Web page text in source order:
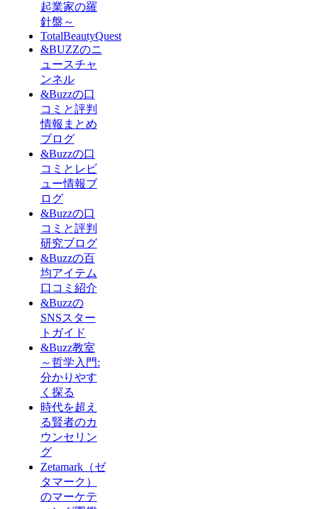
起業家の羅
針盤～
TotalBeautyQuest
&BUZZのニ
ュースチャ
ンネル
&Buzzの口
コミと評判
情報まとめ
ブログ
&Buzzの口
コミとレビ
ュー情報ブ
ログ
&Buzzの口
コミと評判
研究ブログ
&Buzzの百
均アイテム
口コミ紹介
&Buzzの
SNSスター
トガイド
&Buzz教室
～哲学入門:
分かりやす
く探る
時代を超え
る賢者のカ
ウンセリン
グ
Zetamark（ゼ
タマーク）
のマーケテ